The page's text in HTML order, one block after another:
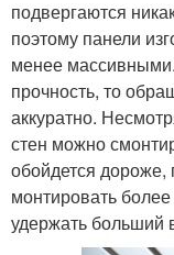
подвергаются
поэтому панели
менее
прочность, то
аккуратно.
стен можно
обойдется дороже,
монтировать
удержать больший